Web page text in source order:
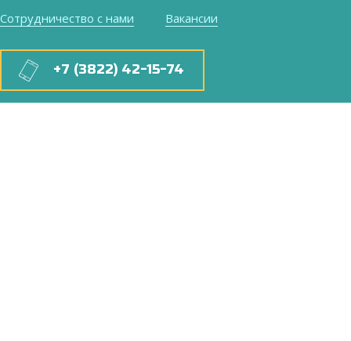
Сотрудничество с нами Вакансии
+7 (3822) 42-15-74